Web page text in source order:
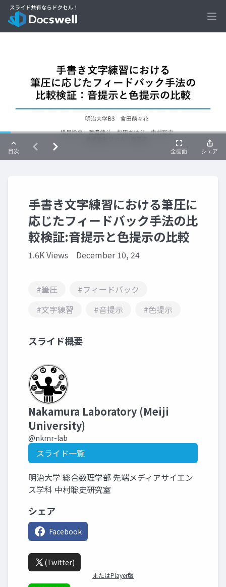
手書き文字練習における筆圧に
応じたフィードバック手法の比
較検証:音提示と色提示の比較
1.6K Views December 10, 24
#筆圧
#フィードバック
#文字練習
#音提示 #色提示
スライド概要
Nakamura Laboratory (Meiji
University)
@nkmr-lab
スライド一覧
明治大学 総合数理学部 先端メディアサイエン
ス学科 中村聡史研究室
シェア
Facebook
(Twitter)
またはPlayer版